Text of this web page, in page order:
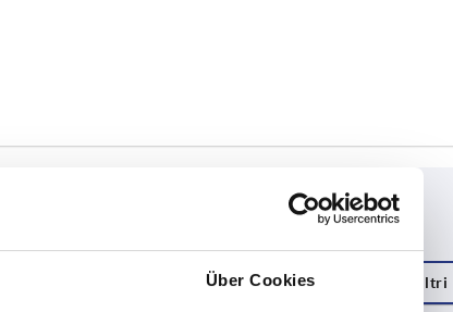
Über Cookies